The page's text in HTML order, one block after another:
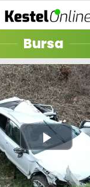
Bursa
Play